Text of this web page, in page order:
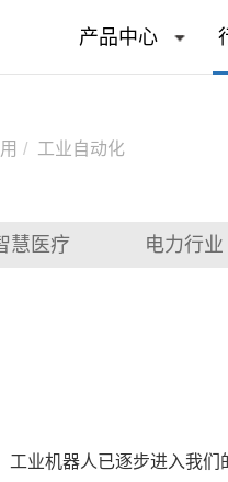
产品中心
工业自动化
慧医疗 电力行业
工业机器人 已逐步进入我们